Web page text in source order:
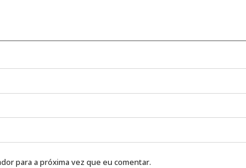
para a próxima vez que eu comentar.